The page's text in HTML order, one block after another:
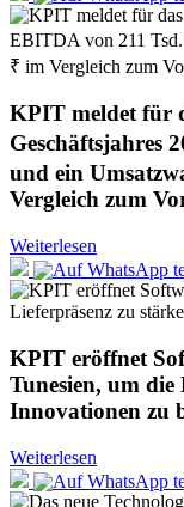
KPIT meldet für
Geschäftsjahres
und ein
Vergleich zum
Weiterlesen
KPIT eröffnet
Tunesien, um
Innovationen zu
Weiterlesen